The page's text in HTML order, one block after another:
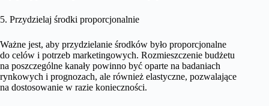
5. Przydzielaj środki proporcjonalnie
Ważne jest, aby przydzielanie środków było proporcjonalne
do celów i potrzeb marketingowych. Rozmieszczenie budżetu
na poszczególne kanały powinno być oparte na badaniach
rynkowych i prognozach, ale również elastyczne, pozwalające
na dostosowanie w razie konieczności.